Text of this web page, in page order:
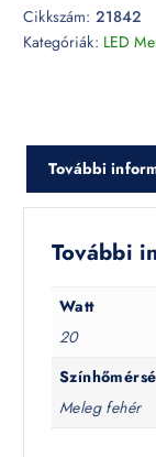
Cikkszám: 21842
Kategóriák: LED
További
További
Watt
20
Meleg fehér